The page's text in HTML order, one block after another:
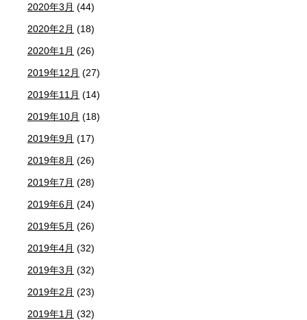
2020年3月 (44)
2020年2月 (18)
2020年1月 (26)
2019年12月 (27)
2019年11月 (14)
2019年10月 (18)
2019年9月 (17)
2019年8月 (26)
2019年7月 (28)
2019年6月 (24)
2019年5月 (26)
2019年4月 (32)
2019年3月 (32)
2019年2月 (23)
2019年1月 (32)